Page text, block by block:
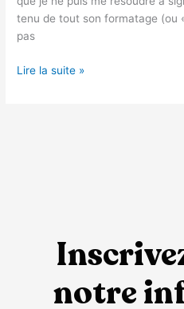
tenu de tout son formatage (ou
pas
Lire la suite »
notre